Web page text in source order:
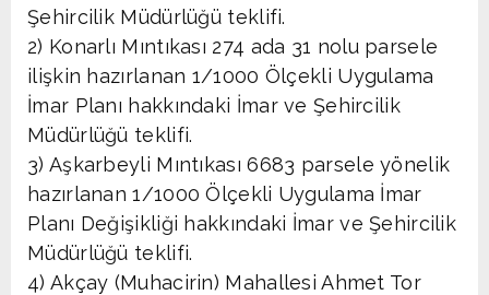
Şehircilik Müdürlüğü teklifi.
2) Konarlı Mıntıkası 274 ada 31 nolu parsele
ilişkin hazırlanan 1/1000 Ölçekli Uygulama
İmar Planı hakkındaki İmar ve Şehircilik
Müdürlüğü teklifi.
3) Aşkarbeyli Mıntıkası 6683 parsele yönelik
hazırlanan 1/1000 Ölçekli Uygulama İmar
Planı Değişikliği hakkındaki İmar ve Şehircilik
Müdürlüğü teklifi.
4) Akçay (Muhacirin) Mahallesi Ahmet Tor